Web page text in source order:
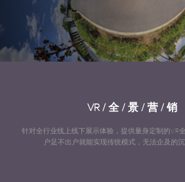
VR / 全 / 景 / 营 / 销
针对全行业线上线下展示体验，提供量身定制的VR
户足不出户就能实现传统模式，无法企及的沉